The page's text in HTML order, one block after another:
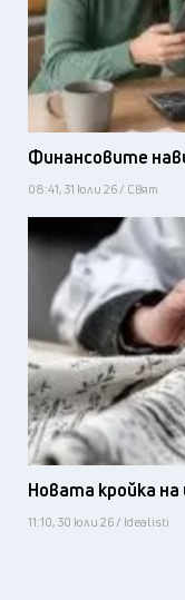
Финансовите
08:41, 31 юли 26 / Свят
Новата кройка
11:10, 30 юли 26 / Idealisti